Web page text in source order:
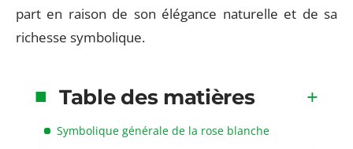
part en raison de son élégance naturelle et de sa
richesse symbolique.
Table des matières
Symbolique générale de la rose blanche